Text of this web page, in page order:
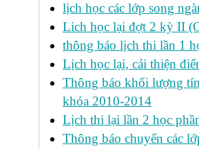
lịch học các lớp song
Lich học lại đợt 2 kỳ II
thông báo lịch thi lần 1
Lịch học lại, cải thiện
Thông báo khối lượng
khóa 2010-2014
Lịch thi lại lần 2 học
Thông báo chuyển các